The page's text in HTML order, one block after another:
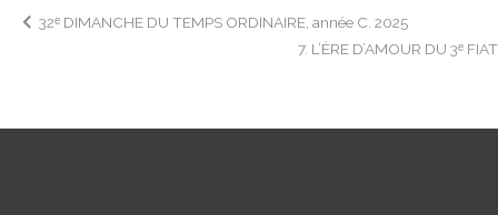
Navigation
l’article
32ᵉ DIMANCHE DU TEMPS ORDINAIRE, année C. 2025
7. L’ÈRE D’AMOUR DU 3ᵉ